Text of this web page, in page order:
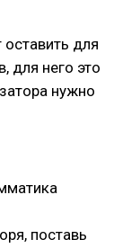
для
для него это
нужно
поставь